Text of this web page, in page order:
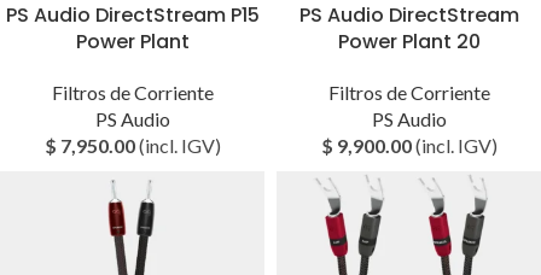
PS Audio DirectStream P15
Power Plant
Filtros de Corriente
PS Audio
$ 7,950.00(incl. IGV)
PS Audio DirectStream
Power Plant 20
Filtros de Corriente
PS Audio
$ 9,900.00(incl. IGV)